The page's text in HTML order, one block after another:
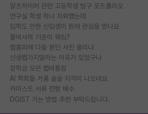
알츠하이머 관련 고등학생 탐구 포트폴리오
연구실 학생 하나 자퇴했는데
입학도 안한 신입생이 원래 관심을 받나요
물박사의 기준이 뭐임?
랩홈피에 다들 본인 사진 올리냐
신생랩가지말라는 이유가 있었구나
장학금 모은 랩비통장
AI 학회들 거품 슬슬 지적이 나오네요
카이스트 서류 전형 배수
DGIST 가는 방법 추천 부탁드립니다.